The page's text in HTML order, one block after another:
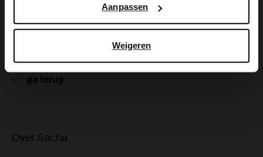
Aanpassen
Weigeren
Product details
Bezorgen & retour
ga terug
Over Sacha